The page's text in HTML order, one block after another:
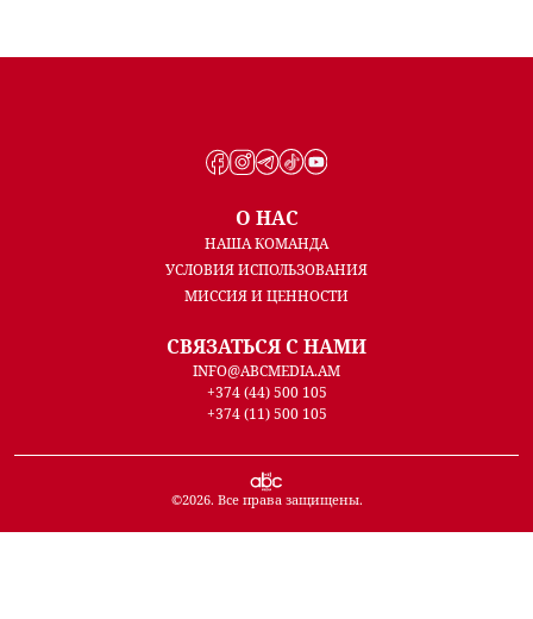
О НАС
НАША КОМАНДА
УСЛОВИЯ ИСПОЛЬЗОВАНИЯ
МИССИЯ И ЦЕННОСТИ
СВЯЗАТЬСЯ С НАМИ
INFO@ABCMEDIA.AM
+374 (44) 500 105
+374 (11) 500 105
©2026. Все права защищены.